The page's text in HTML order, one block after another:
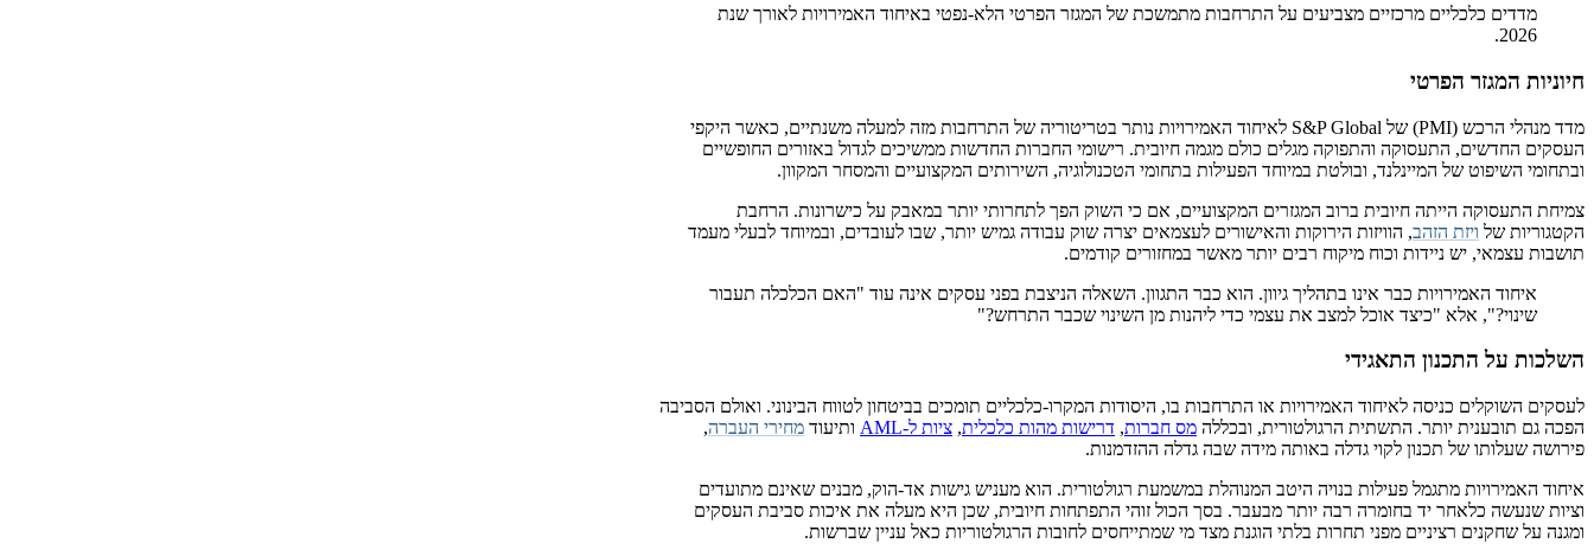
מדדים כלכליים מרכזיים מצביעים על התרחבות מתמשכת של המגזר הפרטי הלא-נפטי באיחוד האמירויות לאורך שנת
2026.
חיוניות המגזר הפרטי
מדד מנהלי הרכש (PMI) של S&P Global לאיחוד האמירויות נותר בטריטוריה של התרחבות מזה למעלה משנתיים, כאשר היקפי
העסקים החדשים, התעסוקה והתפוקה מגלים כולם מגמה חיובית. רישומי החברות החדשות ממשיכים לגדול באזורים החופשיים
ובתחומי השיפוט של המיינלנד, ובולטת במיוחד הפעילות בתחומי הטכנולוגיה, השירותים המקצועיים והמסחר המקוון.
צמיחת התעסוקה הייתה חיובית ברוב המגזרים המקצועיים, אם כי השוק הפך לתחרותי יותר במאבק על כישרונות. הרחבת
הקטגוריות של ויזת הזהב, הוויזות הירוקות והאישורים לעצמאים יצרה שוק עבודה גמיש יותר, שבו לעובדים, ובמיוחד לבעלי מעמד
תושבות עצמאי, יש ניידות וכוח מיקוח רבים יותר מאשר במחזורים קודמים.
איחוד האמירויות כבר אינו בתהליך גיוון. הוא כבר התגוון. השאלה הניצבת בפני עסקים אינה עוד "האם הכלכלה תעבור
שינוי?", אלא "כיצד אוכל למצב את עצמי כדי ליהנות מן השינוי שכבר התרחש?"
השלכות על התכנון התאגידי
לעסקים השוקלים כניסה לאיחוד האמירויות או התרחבות בו, היסודות המקרו-כלכליים תומכים בביטחון לטווח הבינוני. ואולם הסביבה
הפכה גם תובענית יותר. התשתית הרגולטורית, ובכללה מס חברות, דרישות מהות כלכלית, ציות ל-AML ותיעוד מחירי העברה,
פירושה שעלותו של תכנון לקוי גדלה באותה מידה שבה גדלה ההזדמנות.
איחוד האמירויות מתגמל פעילות בנויה היטב המנוהלת במשמעת רגולטורית. הוא מעניש גישות אד-הוק, מבנים שאינם מתועדים
וציות שנעשה כלאחר יד בחומרה רבה יותר מבעבר. בסך הכול זוהי התפתחות חיובית, שכן היא מעלה את איכות סביבת העסקים
ומגנה על שחקנים רציניים מפני תחרות בלתי הוגנת מצד מי שמתייחסים לחובות הרגולטוריות כאל עניין שברשות.